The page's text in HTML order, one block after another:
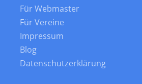
Für Webmaster
Für Vereine
Impressum
Blog
Datenschutzerklärung